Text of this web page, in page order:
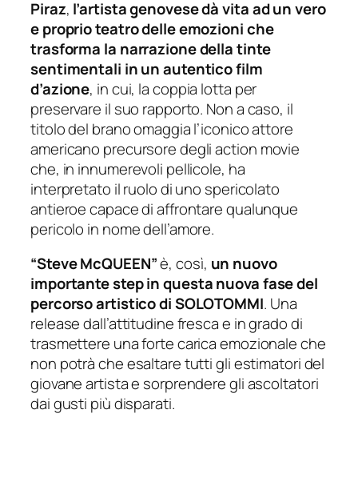
Piraz, l’artista genovese dà vita ad un vero
e proprio teatro delle emozioni che
trasforma la narrazione della tinte
sentimentali in un autentico film
d’azione, in cui, la coppia lotta per
preservare il suo rapporto. Non a caso, il
titolo del brano omaggia l’iconico attore
americano precursore degliaction movie
che, in innumerevoli pellicole, ha
interpretato il ruolo di uno spericolato
antieroe capace di affrontare qualunque
pericolo in nome dell’amore.
“Steve McQUEEN”è, così, un nuovo
importante step in questa nuova fase del
percorso artistico di SOLOTOMMI. Una
release dall’attitudine fresca e in grado di
trasmettere una forte carica emozionale che
non potrà che esaltare tutti gli estimatori del
giovane artista e sorprendere gli ascoltatori
dai gusti più disparati.